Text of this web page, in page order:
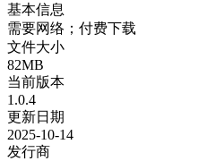
基本信息
需要网络；付费下载
文件大小
82MB
当前版本
1.0.4
更新日期
2025-10-14
发行商